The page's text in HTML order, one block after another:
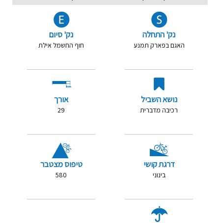
נק' התחלה
האגם בפארק תמנע
נק' סיום
חוף החשמל אילת
נושא השביל
רכיבה מדברית
אורך
29
דרגת קושי
בינוני
טיפוס מצטבר
580